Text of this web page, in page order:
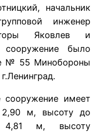
начальник
инженер
Яковлев и
сооружение было
№ 55 Минобороны
имеет
2,90 м, высоту до
4,81 м, высоту